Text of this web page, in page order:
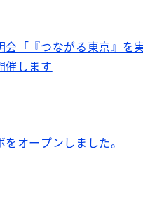
会「『つながる東京』を
催します
オープンしました。